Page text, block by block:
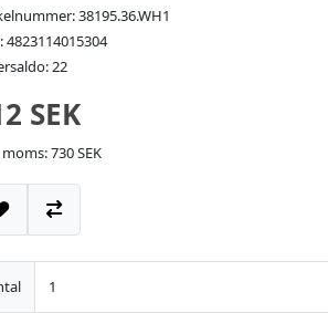
38195.36.WH1
4823114015304
22
SEK
730 SEK
Lägg till i önskelistan
Jämför